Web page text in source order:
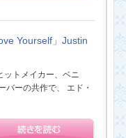
Yourself」Justin
ットメイカー、ベニ
バーの共作で、 エド・